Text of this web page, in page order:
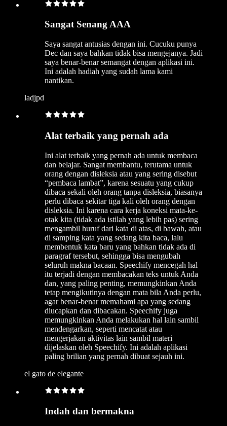
Sangat Senang AAA
Saya sangat antusias dengan ini. Cucuku punya
Dec dan saya bahkan tidak bisa mengejanya. Jadi
saya benar-benar semangat dengan aplikasi ini.
Ini adalah hadiah yang sudah lama kami
nantikan.
ladjpd
Alat terbaik yang pernah ada
Ini alat terbaik yang pernah ada untuk membaca
dan belajar. Sangat membantu, terutama untuk
orang dengan disleksia atau yang sering disebut
“pembaca lambat”, karena sesuatu yang cukup
dibaca sekali oleh orang tanpa disleksia, biasanya
perlu dibaca sekitar tiga kali oleh orang dengan
disleksia. Ini karena cara kerja koneksi mata-ke-
otak kita (tidak ada istilah yang lebih pas) sering
mengambil huruf dari kata di atas, di bawah, atau
di samping kata yang sedang kita baca, lalu
membentuk kata baru yang bahkan tidak ada di
paragraf tersebut, sehingga bisa mengubah
seluruh makna bacaan. Speechify mencegah hal
itu terjadi dengan membacakan teks untuk Anda
dan, yang paling penting, memungkinkan Anda
tetap mengikutinya dengan mata bila Anda perlu,
agar benar-benar memahami apa yang sedang
diucapkan dan dibacakan. Speechify juga
memungkinkan Anda melakukan hal lain sambil
mendengarkan, seperti mencatat atau
mengerjakan aktivitas lain sambil materi
dijelaskan oleh Speechify. Ini adalah aplikasi
paling brilian yang pernah dibuat sejauh ini.
el gato de elegante
Indah dan bermakna